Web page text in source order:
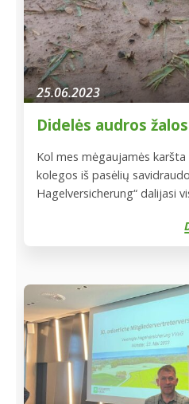
25.06.2023
Didelės audros
Kol mes mėgaujamės
kolegos iš pasėlių
Hagelversicherung“ dalijasi
padarė didžiulius
Audra padarė milžiniškus
Laukų, apie kuriuos
skaičius didėja kas minutę.
tūkstančių hektarų,
pasėliai – nuo javų iki bulvių,
daržovių. Apie padarytą
sako, kad jie tokios